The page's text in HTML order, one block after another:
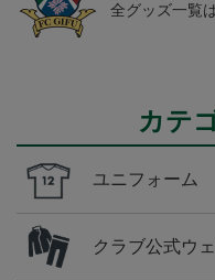
全グッズ一覧
カテ
ユニフォーム
クラブ公式ウ